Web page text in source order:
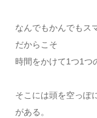
なんでもかんでもス
だからこそ
時間をかけて1つ1つ
そこには頭を空っぽ
がある。